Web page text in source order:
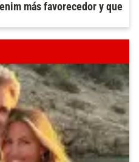
más favorecedor y que